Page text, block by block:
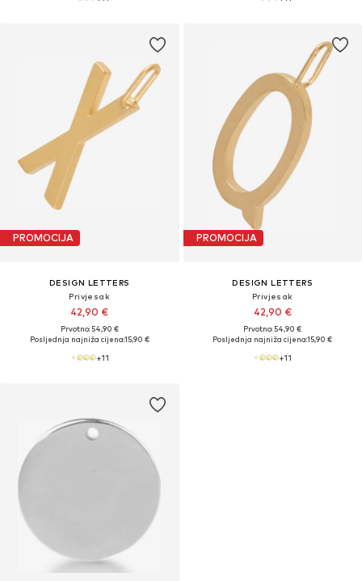
PROMOCIJA
DESIGN LETTERS
Privjesak
42,90 €
Prvotno: 54,90 €
Posljednja najniža cijena:15,90 €
+11
PROMOCIJA
DESIGN LETTERS
Privjesak
42,90 €
Prvotno: 54,90 €
Posljednja najniža cijena:15,90 €
+11